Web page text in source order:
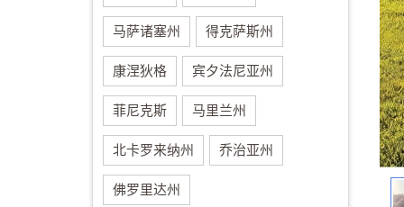
马萨诸塞州 得克萨斯州
康涅狄格 宾夕法尼亚州
菲尼克斯 马里兰州
北卡罗来纳州 乔治亚州
佛罗里达州